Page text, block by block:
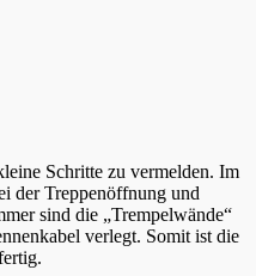
Schritte zu vermelden. Im
der Treppenöffnung und
sind die „Trempelwände“
verlegt. Somit ist die